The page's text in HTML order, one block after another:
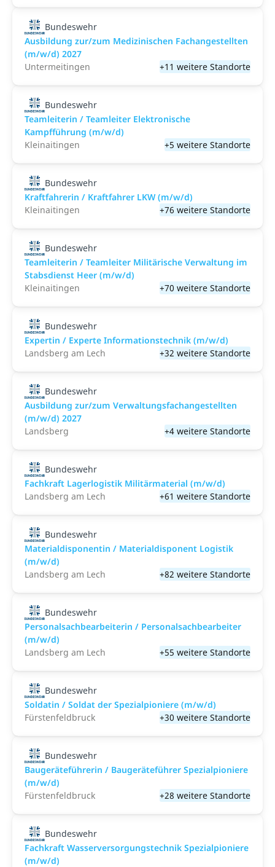
Bundeswehr
Ausbildung zur/zum Medizinischen Fachangestellten
(m/w/d) 2027
Untermeitingen
+11 weitere Standorte
Bundeswehr
Teamleiterin / Teamleiter Elektronische
Kampfführung (m/w/d)
Kleinaitingen
+5 weitere Standorte
Bundeswehr
Kraftfahrerin / Kraftfahrer LKW (m/w/d)
Kleinaitingen
+76 weitere Standorte
Bundeswehr
Teamleiterin / Teamleiter Militärische Verwaltung im
Stabsdienst Heer (m/w/d)
Kleinaitingen
+70 weitere Standorte
Bundeswehr
Expertin / Experte Informationstechnik (m/w/d)
Landsberg am Lech
+32 weitere Standorte
Bundeswehr
Ausbildung zur/zum Verwaltungsfachangestellten
(m/w/d) 2027
Landsberg
+4 weitere Standorte
Bundeswehr
Fachkraft Lagerlogistik Militärmaterial (m/w/d)
Landsberg am Lech
+61 weitere Standorte
Bundeswehr
Materialdisponentin / Materialdisponent Logistik
(m/w/d)
Landsberg am Lech
+82 weitere Standorte
Bundeswehr
Personalsachbearbeiterin / Personalsachbearbeiter
(m/w/d)
Landsberg am Lech
+55 weitere Standorte
Bundeswehr
Soldatin / Soldat der Spezialpioniere (m/w/d)
Fürstenfeldbruck
+30 weitere Standorte
Bundeswehr
Baugeräteführerin / Baugeräteführer Spezialpioniere
(m/w/d)
Fürstenfeldbruck
+28 weitere Standorte
Bundeswehr
Fachkraft Wasserversorgungstechnik Spezialpioniere
(m/w/d)